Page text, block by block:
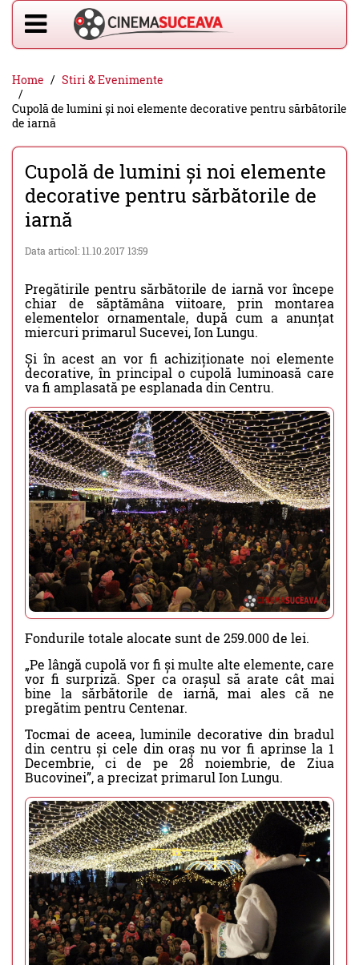
Home
Stiri & Evenimente
Cupolă de lumini și noi elemente decorative pentru sărbătorile
de iarnă
Cupolă de lumini și noi elemente
decorative pentru sărbătorile de
iarnă
Data articol: 11.10.2017 13:59
Pregătirile pentru sărbătorile de iarnă vor începe
chiar de săptămâna viitoare, prin montarea
elementelor ornamentale, după cum a anunțat
miercuri primarul Sucevei, Ion Lungu.
Și în acest an vor fi achiziționate noi elemente
decorative, în principal o cupolă luminoasă care
va fi amplasată pe esplanada din Centru.
Fondurile totale alocate sunt de 259.000 de lei.
„Pe lângă cupolă vor fi și multe alte elemente, care
vor fi surpriză. Sper ca orașul să arate cât mai
bine la sărbătorile de iarnă, mai ales că ne
pregătim pentru Centenar.
Tocmai de aceea, luminile decorative din bradul
din centru și cele din oraș nu vor fi aprinse la 1
Decembrie, ci de pe 28 noiembrie, de Ziua
Bucovinei”, a precizat primarul Ion Lungu.